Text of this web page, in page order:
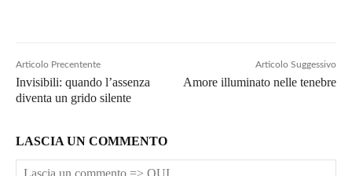
Articolo Precentente
Invisibili: quando l’assenza
diventa un grido silente
Articolo Suggessivo
Amore illuminato nelle tenebre
LASCIA UN COMMENTO